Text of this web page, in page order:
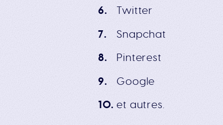
Twitter
Snapchat
Pinterest
Google
et autres.